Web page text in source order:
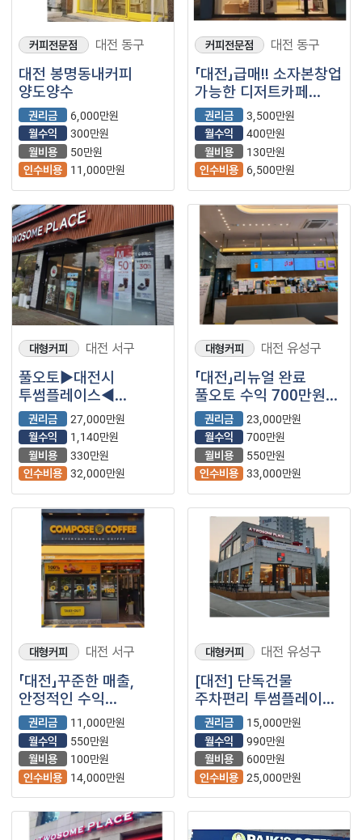
커피전문점 대전 동구
대전 봉명동내커피
양도양수
권리금
6,000만원
월수익
300만원
월비용
50만원
인수비용
11,000만원
커피전문점 대전 동구
「대전」급매!! 소자본창업
가능한 디저트카페
【디저트39】
권리금
3,500만원
월수익
400만원
월비용
130만원
인수비용
6,500만원
대형커피 대전 서구
풀오토▶대전시
투썸플레이스◀
월매출5,662만원 /
초보안정창업추천!
권리금
27,000만원
월수익
1,140만원
월비용
330만원
인수비용 32,000만원
대형커피 대전 유성구
「대전」리뉴얼 완료
풀오토 수익 700만원
【투썸플레이스】
권리금
23,000만원
월수익
700만원
월비용
550만원
인수비용 33,000만원
대형커피 대전 서구
「대전」꾸준한 매출,
안정적인 수익
【컴포즈커피】
권리금
11,000만원
월수익
550만원
월비용
100만원
인수비용
14,000만원
대형커피 대전 유성구
[대전] 단독건물
주차편리 투썸플레이스
(프랜차이즈/대형카페/
대전 투썸)
권리금
15,000만원
월수익
990만원
월비용
600만원
인수비용 25,000만원